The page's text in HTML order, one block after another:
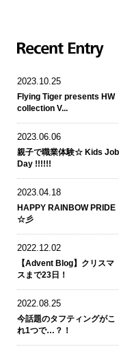
2023.10.25
Flying Tiger presents HW
collection V...
2023.06.06
親子で職業体験☆ Kids Job
Day !!!!!!
2023.04.18
HAPPY RAINBOW PRIDE
☆彡
2022.12.02
【Advent Blog】クリスマ
スまで23日！
2022.08.25
今話題のタフティングがこ
れ1つで…？！